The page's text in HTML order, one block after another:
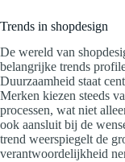
Trends in shopdesign
De wereld van
belangrijke trends
Duurzaamheid staat
Merken kiezen steeds
processen, wat niet
ook aansluit bij de
trend weerspiegelt de
verantwoordelijkheid